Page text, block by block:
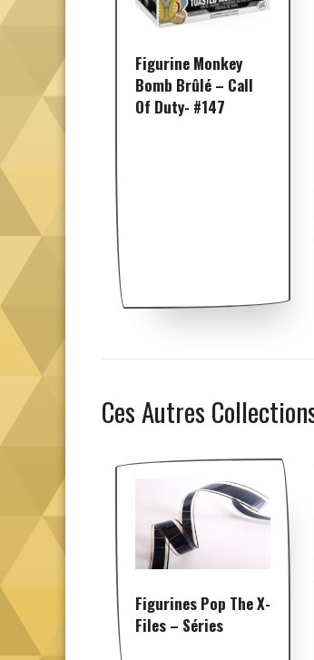
Figurine Monkey
Bomb Brûlé – Call
Of Duty- #147
Ces Autres
Figurines Pop The X-
Files – Séries